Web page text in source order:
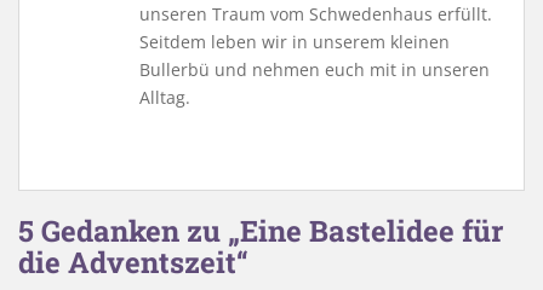
unseren Traum vom Schwedenhaus erfüllt.
Seitdem leben wir in unserem kleinen
Bullerbü und nehmen euch mit in unseren
Alltag.
5 Gedanken zu „Eine Bastelidee für
die Adventszeit“